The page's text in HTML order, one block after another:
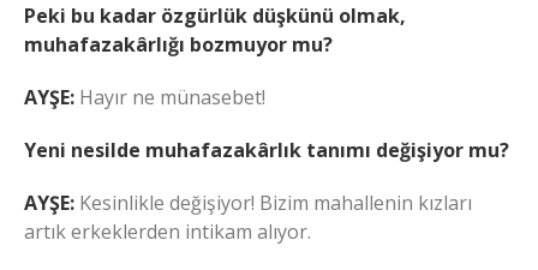
Peki bu kadar özgürlük düşkünü olmak,
muhafazakârlığı bozmuyor mu?
AYŞE: Hayır ne münasebet!
Yeni nesilde muhafazakârlık tanımı değişiyor mu?
AYŞE: Kesinlikle değişiyor! Bizim mahallenin kızları
artık erkeklerden intikam alıyor.